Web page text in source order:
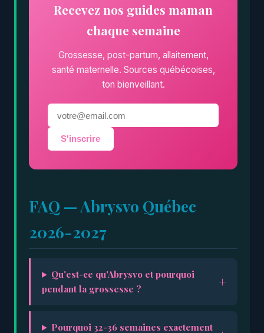
Recevez nos guides maman
chaque semaine
Grossesse, post-partum, allaitement,
santé maternelle. Sources québécoises,
ton bienveillant.
S'inscrire
FAQ — Abrysvo Québec
2026-2027
Qu'est-ce qu'Abrysvo et pourquoi
pendant la grossesse ?
Pourquoi 32-36 semaines exactement